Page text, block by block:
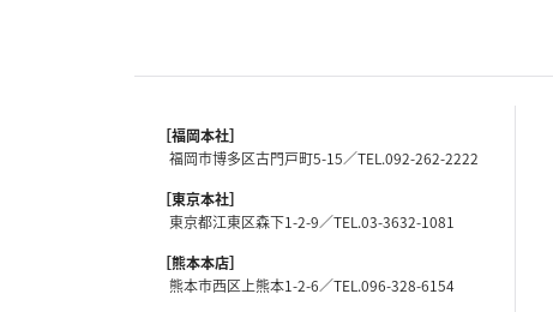
［福岡本社］
福岡市博多区古門戸町5-15
092-262-2222
［東京本社］
東京都江東区森下1-2-9
03-3632-1081
［熊本本店］
熊本市西区上熊本1-2-6
096-328-6154